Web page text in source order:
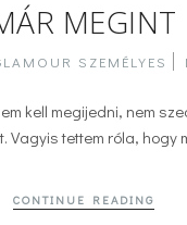
MEGINT
SZEMÉLYES
kell megijedni, nem
tettem róla,
CONTINUE READING